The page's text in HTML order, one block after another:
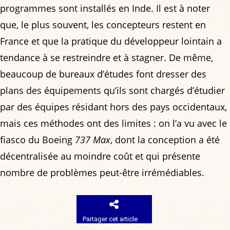
programmes sont installés en Inde. Il est à noter
que, le plus souvent, les concepteurs restent en
France et que la pratique du développeur lointain a
tendance à se restreindre et à stagner. De même,
beaucoup de bureaux d’études font dresser des
plans des équipements qu’ils sont chargés d’étudier
par des équipes résidant hors des pays occidentaux,
mais ces méthodes ont des limites : on l’a vu avec le
fiasco du Boeing 737 Max, dont la conception a été
décentralisée au moindre coût et qui présente
nombre de problèmes peut-être irrémédiables.
Partager cet article